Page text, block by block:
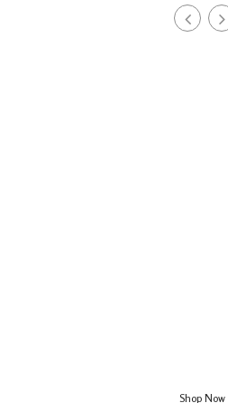
Shop Now